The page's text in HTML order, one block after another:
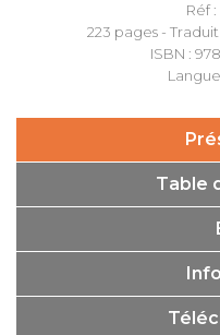
Réf :
223 pages -
ISBN :
Table